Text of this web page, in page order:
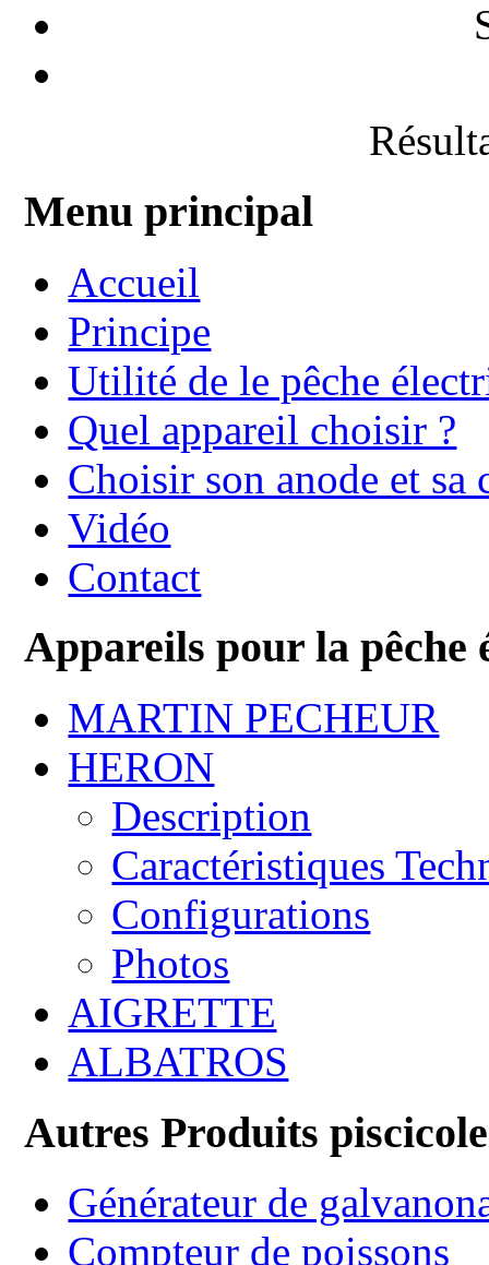
Menu principal
Accueil
Principe
Utilité de le pêche
Quel appareil choisir ?
Choisir son anode et sa
Vidéo
Contact
Appareils pour la pêche
MARTIN PECHEUR
HERON
Description
Caractéristiques
Configurations
Photos
AIGRETTE
ALBATROS
Autres Produits
Générateur de
Compteur de poissons